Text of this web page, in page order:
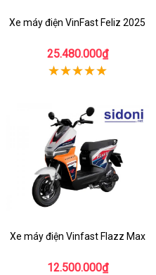
Xe máy điện VinFast Feliz 2025
25.480.000₫
Xe máy điện Vinfast Flazz Max
12.500.000₫